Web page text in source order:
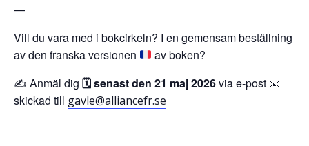
—
Vill du vara med i bokcirkeln? I en gemensam beställning
av den franska versionen
av boken?
✍ Anmäl dig 🗓️senast den 21 maj 2026via e-post 📧
skickad till gavle@alliancefr.se